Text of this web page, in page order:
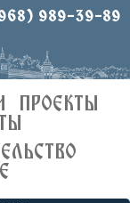
989-39-89
ПРОЕКТЫ